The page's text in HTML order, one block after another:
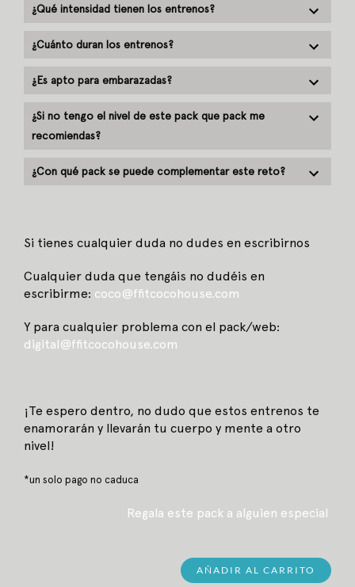
¿Qué intensidad tienen los entrenos?
¿Cuánto duran los entrenos?
¿Es apto para embarazadas?
¿Si no tengo el nivel de este pack que pack me
recomiendas?
¿Con qué pack se puede complementar este reto?
Si tienes cualquier duda no dudes en escribirnos
Cualquier duda que tengáis no dudéis en
escribirme: coco@ffitcocohouse.com
Y para cualquier problema con el pack/web:
digital@ffitcocohouse.com
¡Te espero dentro, no dudo que estos entrenos te
enamorarán y llevarán tu cuerpo y mente a otro
nivel!
*un solo pago no caduca
Regala este pack a alguien especial
AÑADIR AL CARRITO